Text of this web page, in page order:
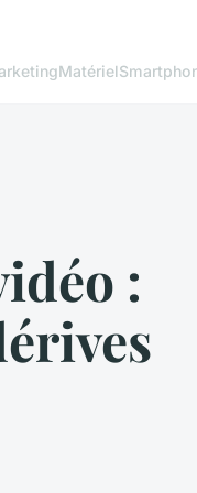
Matériel
: